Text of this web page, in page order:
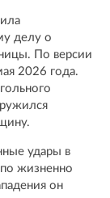
делу о
По версии
2026 года.
удары в
жизненно
он